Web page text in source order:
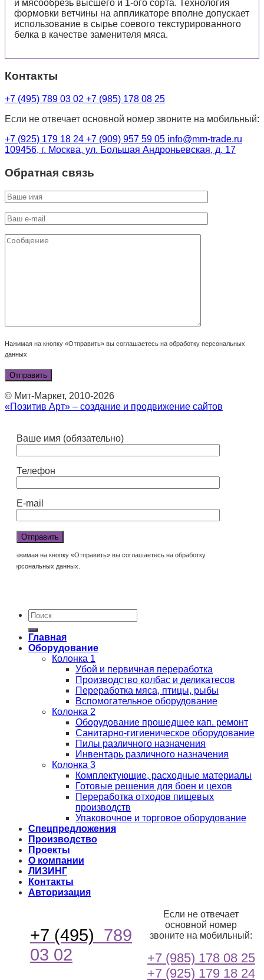
и мясообрезь высшего и 1-ого сорта. Технология
формовки ветчины на аппликаторе вполне допускает
использование в сырье соевого текстурированного
белка в качестве заменителя мяса.
Контакты
+7 (495) 789 03 02 +7 (985) 178 08 25
Если не отвечает основной номер звоните на мобильный:
+7 (925) 179 18 24 +7 (909) 957 59 05 info@mm-trade.ru
109456, г. Москва, ул. Большая Андроньевская, д. 17
Обратная связь
Нажимая на кнопку «Отправить» вы соглашаетесь на обработку персональных
данных
© Мит-Маркет, 2010-2026
«Позитив Арт» – создание и продвижение сайтов
Ваше имя (обязательно)
Телефон
E-mail
Нажимая на кнопку «Отправить» вы соглашаетесь на обработку
персональных данных.
Главная
Оборудование
Колонка 1
Убой и первичная переработка
Производство колбас и деликатесов
Переработка мяса, птицы, рыбы
Вспомогательное оборудование
Колонка 2
Оборудование прошедшее кап. ремонт
Санитарно-гигиеническое оборудование
Пилы различного назначения
Инвентарь различного назначения
Колонка 3
Комплектующие, расходные материалы
Готовые решения для боен и цехов
Переработка отходов пищевых
производств
Упаковочное и торговое оборудование
Спецпредложения
Производство
Проекты
О компании
ЛИЗИНГ
Контакты
Авторизация
+7 (495) 789
03 02
Если не отвечает
основной номер
звоните на мобильный:
+7 (985) 178 08 25
+7 (925) 179 18 24